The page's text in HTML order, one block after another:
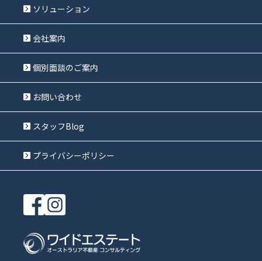
ソリューション
会社案内
個別面談のご案内
お問い合わせ
スタッフBlog
プライバシーポリシー